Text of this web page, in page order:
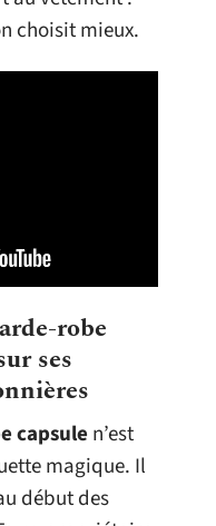
choisit mieux.
robe
ses
capsule n’est
magique. Il
début des